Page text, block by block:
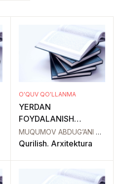
O'QUV QO'LLANMA
YERDAN
FOYDALANISH
EKOLOGIYASI
MUQUMOV ABDUG’ANI MURATOVICH,
Qurilish. Arxitektura